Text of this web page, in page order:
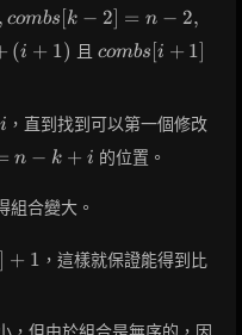
, combs k − 2 = n − 2,
(i + 1) 且 combs[i+1]
- combs[i]
combs i + 1
i
i ，直到找到可以第一個修改
n − k + i 的位置。
組合變大。
+ 1 ，這樣就保證能得到比